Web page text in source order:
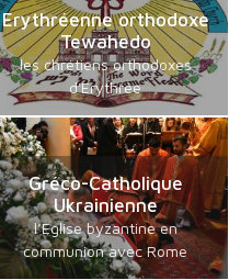
Erythréenne orthodoxe
Tewahedo
les chrétiens orthodoxes
d'Erythrée
Gréco-Catholique
Ukrainienne
l’Eglise byzantine en
communion avec Rome